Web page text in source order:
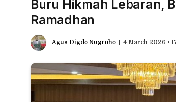
Buru Hikmah Lebaran,
Ramadhan
Agus Digdo Nugroho 4 March 2026 •